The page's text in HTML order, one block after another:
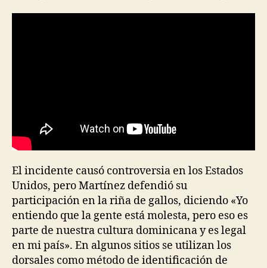
El incidente causó controversia en los Estados
Unidos, pero Martínez defendió su
participación en la riña de gallos, diciendo «Yo
entiendo que la gente está molesta, pero eso es
parte de nuestra cultura dominicana y es legal
en mi país». En algunos sitios se utilizan los
dorsales como método de identificación de